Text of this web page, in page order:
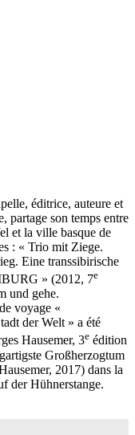
éditrice, auteure et
partage son temps entre
et la ville basque de
: « Trio mit Ziege.
Eine transsibirische
» (2012, 7e
und gehe.
voyage «
der Welt » a été
Hausemer, 3e édition
Großherzogtum
2017) dans la
der Hühnerstange.